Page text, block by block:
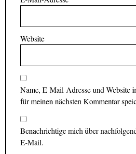
Website
Name, E-Mail-Adresse und Website
für meinen nächsten Kommentar
Benachrichtige mich über
E-Mail.